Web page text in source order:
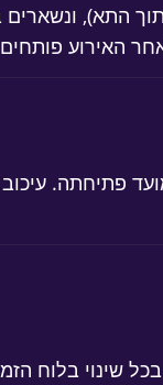
התא),
האירוע פותחים
פתיחתה.
שינוי בלוח